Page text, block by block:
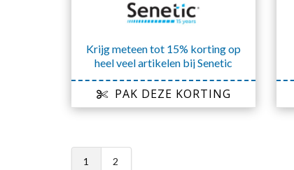
Krijg meteen tot 15% korting op
heel veel artikelen bij Senetic
PAK DEZE KORTING
1 2